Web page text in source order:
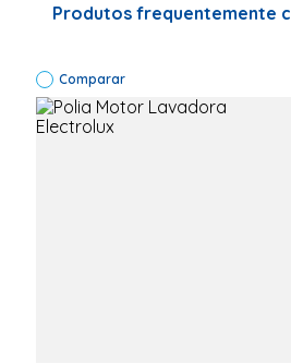
Código do fabricante: YWF4D-
Código EAN: 4111010001010;
Código de referência: 111010;
Produtos frequentemente
Comparar